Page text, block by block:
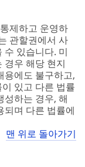
제하고 운영하
관할권에서 사
수 있습니다. 미
경우 해당 현지
용에도 불구하고,
있고 다른 법률
성하는 경우, 해
되며 다른 법률에
맨 위로 돌아가기